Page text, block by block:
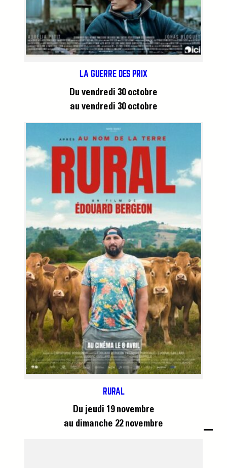
LA GUERRE DES PRIX
Du vendredi 30 octobre
au vendredi 30 octobre
RURAL
Du jeudi 19 novembre
au dimanche 22 novembre